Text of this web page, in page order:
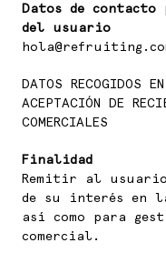
Datos de contacto
del usuario
DATOS RECOGIDOS
ACEPTACIÓN DE
COMERCIALES
Finalidad
Remitir al usuario
de su interés en
así como para
comercial.